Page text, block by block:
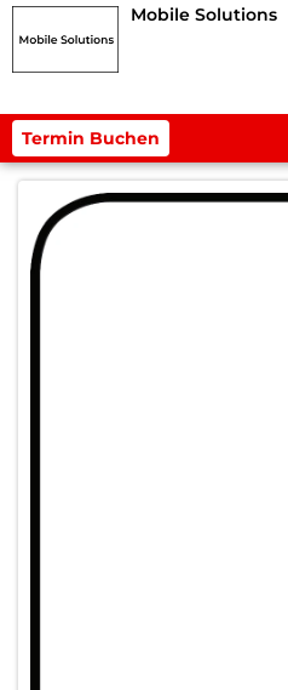
Mobile Solutions
Termin Buchen